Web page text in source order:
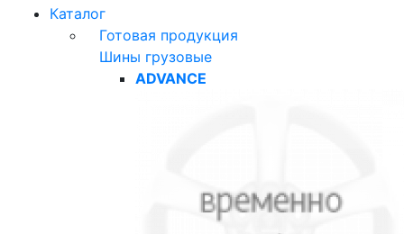
Каталог
Готовая продукция
Шины грузовые
ADVANCE